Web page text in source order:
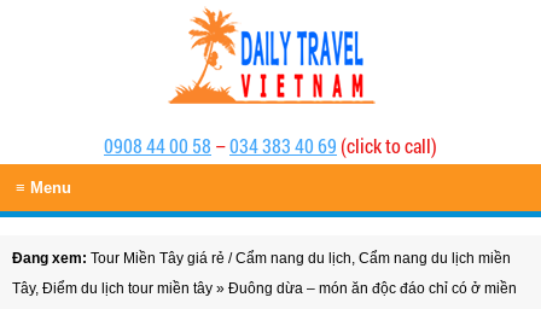
0908 44 00 58 –034 383 40 69 (click to call)
≡ Menu
Đang xem: Tour Miền Tây giá rẻ /Cẩm nang du lịch, Cẩm nang du lịch miền
Tây, Điểm du lịch tour miền tây » Đuông dừa – món ăn độc đáo chỉ có ở miền